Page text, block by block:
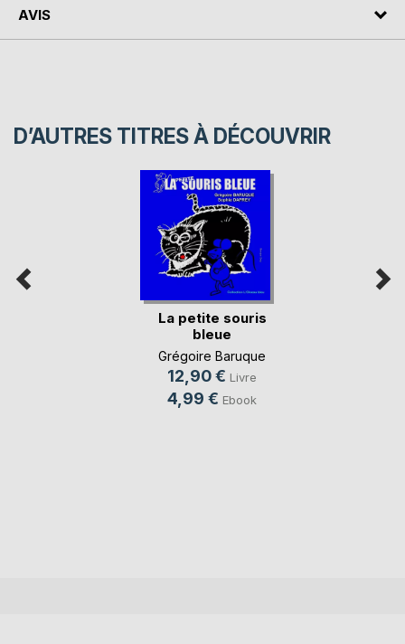
AVIS
D’AUTRES TITRES À DÉCOUVRIR
La petite souris
bleue
Grégoire Baruque
12,90 € Livre
4,99 € Ebook